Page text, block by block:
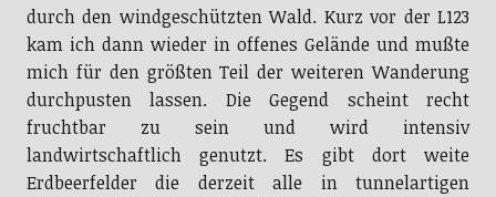
durch den windgeschützten Wald. Kurz vor der L123
kam ich dann wieder in offenes Gelände und mußte
mich für den größten Teil der weiteren Wanderung
durchpusten lassen. Die Gegend scheint recht
fruchtbar zu sein und wird intensiv
landwirtschaftlich genutzt. Es gibt dort weite
Erdbeerfelder die derzeit alle in tunnelartigen